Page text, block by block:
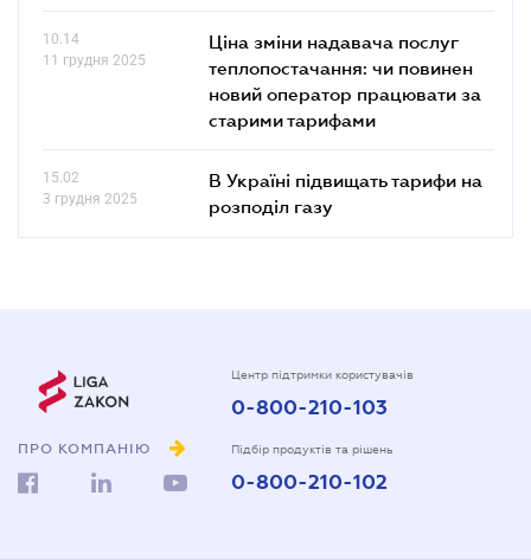
10.14
11 грудня 2025
Ціна зміни надавача послуг
теплопостачання: чи повинен
новий оператор працювати за
старими тарифами
15.02
3 грудня 2025
В Україні підвищать тарифи на
розподіл газу
ПРО КОМПАНІЮ
Центр підтримки користувачів
0-800-210-103
Підбір продуктів та рішень
0-800-210-102